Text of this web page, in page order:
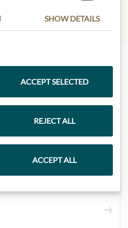
našeho sortimentu
SHOW DETAILS
ACCEPT SELECTED
REJECT ALL
ACCEPT ALL